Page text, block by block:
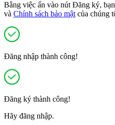
Bằng việc ấn vào nút Đăng ký,
và Chính sách bảo mật của chúng
Đăng nhập thành công!
Đăng ký thành công!
Hãy đăng nhập.